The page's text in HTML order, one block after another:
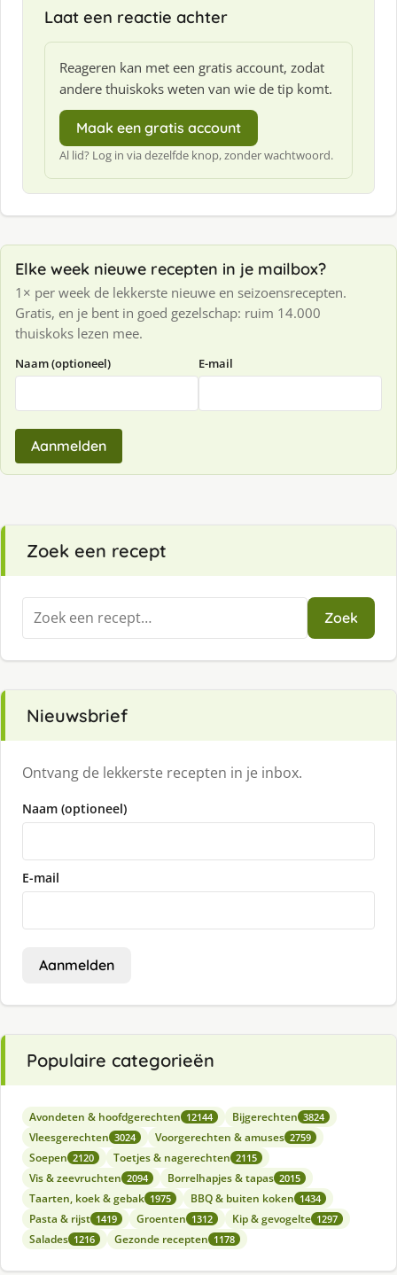
Laat een reactie achter
Reageren kan met een gratis account, zodat
andere thuiskoks weten van wie de tip komt.
Maak een gratis account
Al lid? Log in via dezelfde knop, zonder wachtwoord.
Elke week nieuwe recepten in je mailbox?
1× per week de lekkerste nieuwe en seizoensrecepten.
Gratis, en je bent in goed gezelschap: ruim 14.000
thuiskoks lezen mee.
Naam (optioneel) E-mail
Aanmelden
Zoek een recept
Zoeken
naar:
Zoek
Nieuwsbrief
Ontvang de lekkerste recepten in je inbox.
Naam (optioneel)
E-mail
Aanmelden
Populaire categorieën
Avondeten & hoofdgerechten 12144 Bijgerechten 3824
Vleesgerechten 3024 Voorgerechten & amuses 2759
Soepen 2120 Toetjes & nagerechten 2115
Vis & zeevruchten 2094 Borrelhapjes & tapas 2015
Taarten, koek & gebak 1975 BBQ & buiten koken 1434
Pasta & rijst 1419 Groenten 1312 Kip & gevogelte 1297
Salades 1216 Gezonde recepten 1178